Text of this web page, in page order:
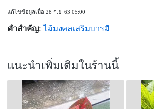
แก้ไขข้อมูลเมื่อ 28 ก.ย. 63 05:00
คำสำคัญ:ไม้มงคลเสริมบารมี
แนะนำเพิ่มเติมในร้านนี้